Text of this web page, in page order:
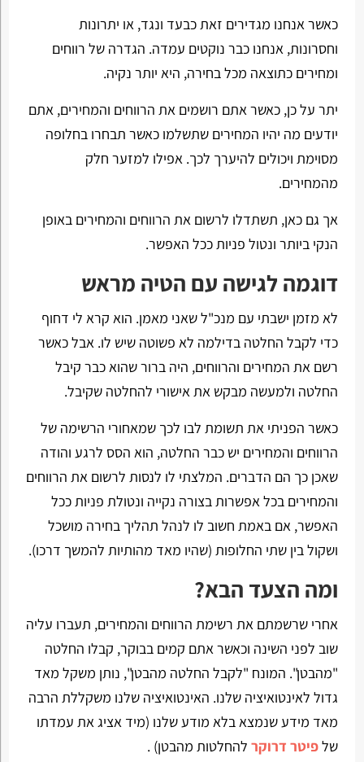
כאשר אנחנו מגדירים זאת כבעד ונגד, או יתרונות
וחסרונות, אנחנו כבר נוקטים עמדה. הגדרה של רווחים
ומחירים כתוצאה מכל בחירה, היא יותר נקיה.
יתר על כן, כאשר אתם רושמים את הרווחים והמחירים, אתם
יודעים מה יהיו המחירים שתשלמו כאשר תבחרו בחלופה
מסוימת ויכולים להיערך לכך. אפילו למזער חלק
מהמחירים.
אך גם כאן, תשתדלו לרשום את הרווחים והמחירים באופן
הנקי ביותר ונטול פניות ככל האפשר.
דוגמה לגישה עם הטיה מראש
לא מזמן ישבתי עם מנכ"ל שאני מאמן. הוא קרא לי דחוף
כדי לקבל החלטה בדילמה לא פשוטה שיש לו. אבל כאשר
רשם את המחירים והרווחים, היה ברור שהוא כבר קיבל
החלטה ולמעשה מבקש את אישורי להחלטה שקיבל.
כאשר הפניתי את תשומת לבו לכך שמאחורי הרשימה של
הרווחים והמחירים יש כבר החלטה, הוא הסס לרגע והודה
שאכן כך הם הדברים. המלצתי לו לנסות לרשום את הרווחים
והמחירים בכל אפשרות בצורה נקייה ונטולת פניות ככל
האפשר, אם באמת חשוב לו לנהל תהליך בחירה מושכל
ושקול בין שתי החלופות (שהיו מאד מהותיות להמשך דרכו).
ומה הצעד הבא?
אחרי שרשמתם את רשימת הרווחים והמחירים, תעברו עליה
שוב לפני השינה וכאשר אתם קמים בבוקר, קבלו החלטה
"מהבטן". המונח "לקבל החלטה מהבטן", נותן משקל מאד
גדול לאינטואיציה שלנו. האינטואיציה שלנו משקללת הרבה
מאד מידע שנמצא בלא מודע שלנו (מיד אציג את עמדתו
שלפיטר דרוקרלהחלטות מהבטן) .